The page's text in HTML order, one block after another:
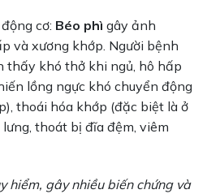
cơ: Béo phì gây ảnh
và xương khớp. Người bệnh
thấy khó thở khi ngủ, hô hấp
lồng ngực khó chuyển động
thoái hóa khớp (đặc biệt là ở
thoát bị đĩa đệm, viêm
hiểm, gây nhiều biến chứng và